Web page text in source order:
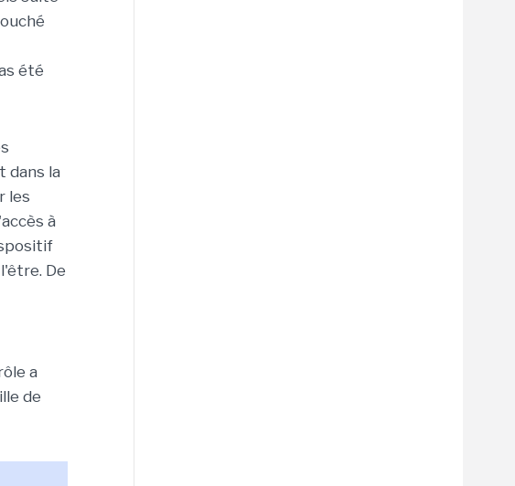
été
dans la
les
à
De
a
de